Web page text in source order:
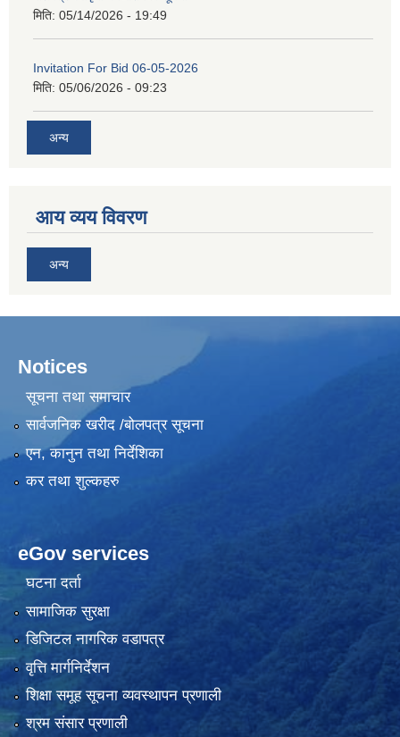
मिति: 05/14/2026 - 19:49
Invitation For Bid 06-05-2026
मिति: 05/06/2026 - 09:23
अन्य
आय व्यय विवरण
अन्य
Notices
सूचना तथा समाचार
सार्वजनिक खरीद /बोलपत्र सूचना
एन, कानुन तथा निर्देशिका
कर तथा शुल्कहरु
eGov services
घटना दर्ता
सामाजिक सुरक्षा
डिजिटल नागरिक वडापत्र
वृत्ति मार्गनिर्देशन
शिक्षा समूह सूचना व्यवस्थापन प्रणाली
श्रम संसार प्रणाली